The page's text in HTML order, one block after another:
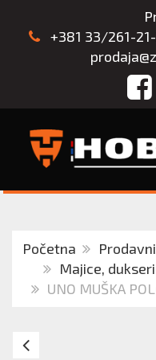
+381 33/261-
Početna
Majice,
UNO MUŠKA
EXPLODE